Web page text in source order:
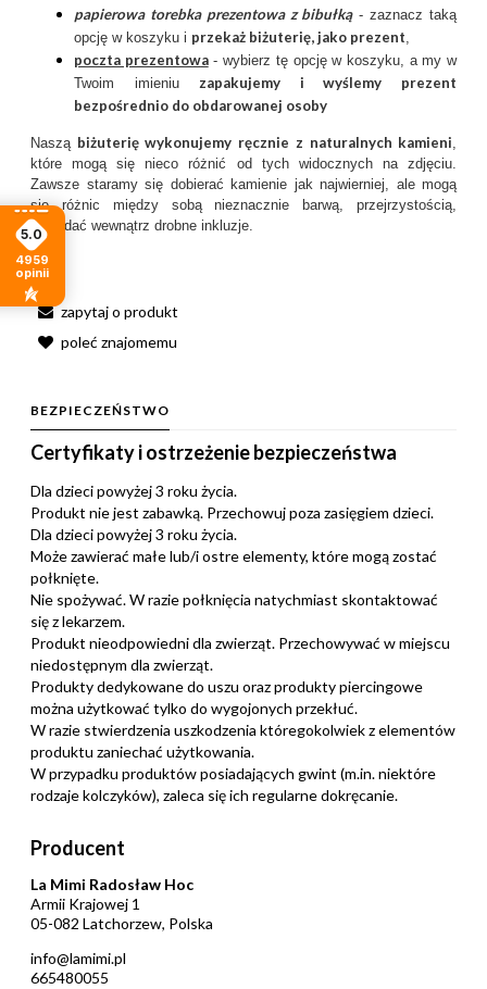
papierowa torebka prezentowa z bibułką- zaznacz taką
opcję w koszyku i przekaż biżuterię, jako prezent,
poczta prezentowa- wybierz tę opcję w koszyku, a my w
Twoim imieniuzapakujemy i wyślemy prezent
bezpośrednio do obdarowanej osoby
Naszą biżuterię wykonujemy ręcznie z naturalnych kamieni,
które mogą się nieco różnić od tych widocznych na zdjęciu.
Zawsze staramy się dobierać kamienie jak najwierniej, ale mogą
się różnic między sobą nieznacznie barwą, przejrzystością,
posiadać wewnątrz drobne inkluzje.
zapytaj o produkt
poleć znajomemu
BEZPIECZEŃSTWO
Certyfikaty i ostrzeżenie bezpieczeństwa
Dla dzieci powyżej 3 roku życia.
Produkt nie jest zabawką. Przechowuj poza zasięgiem dzieci.
Dla dzieci powyżej 3 roku życia.
Może zawierać małe lub/i ostre elementy, które mogą zostać
połknięte.
Nie spożywać. W razie połknięcia natychmiast skontaktować
się z lekarzem.
Produkt nieodpowiedni dla zwierząt. Przechowywać w miejscu
niedostępnym dla zwierząt.
Produkty dedykowane do uszu oraz produkty piercingowe
można użytkować tylko do wygojonych przekłuć.
W razie stwierdzenia uszkodzenia któregokolwiek z elementów
produktu zaniechać użytkowania.
W przypadku produktów posiadających gwint (m.in. niektóre
rodzaje kolczyków), zaleca się ich regularne dokręcanie.
Producent
La Mimi Radosław Hoc
Armii Krajowej 1
05-082 Latchorzew, Polska
info@lamimi.pl
665480055
5.0
4959
opinii